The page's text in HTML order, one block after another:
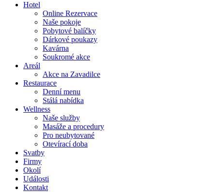
Hotel
Online Rezervace
Naše pokoje
Pobytové balíčky
Dárkové poukazy
Kavárna
Soukromé akce
Areál
Akce na Zavadilce
Restaurace
Denní menu
Stálá nabídka
Wellness
Naše služby
Masáže a procedury
Pro neubytované
Otevírací doba
Svatby
Firmy
Okolí
Události
Kontakt